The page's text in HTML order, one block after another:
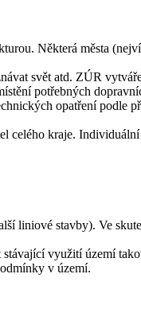
Některá města
svět atd. ZÚR
potřebných
opatření podle
kraje.
liniové stavby). Ve
využití území
v území.